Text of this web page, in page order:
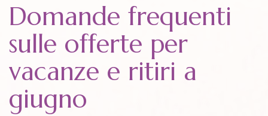
Domande frequenti
sulle offerte per
vacanze e ritiri a
giugno